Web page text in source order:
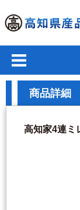
商品詳細
高知家4連ミ